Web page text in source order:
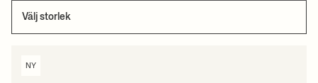
Välj storlek
NY